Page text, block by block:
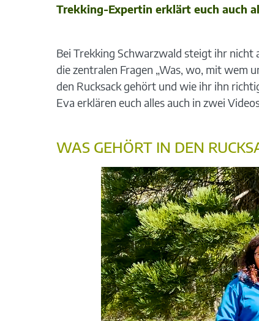
Trekking-Expertin erklärt euch auch
Bei Trekking Schwarzwald steigt ihr
die zentralen Fragen „Was, wo, mit wem
den Rucksack gehört und wie ihr ihn
Eva erklären euch alles auch in zwei
WAS GEHÖRT IN DEN